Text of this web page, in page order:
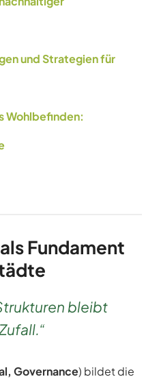
und Strategien für
Wohlbefinden:
Fundament
bleibt
Governance) bildet die